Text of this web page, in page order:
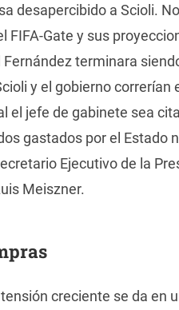
desapercibido a Scioli.
FIFA-Gate y sus
terminara
y el gobierno
el jefe de gabinete sea
gastados por el Estado
Ejecutivo de la
Meiszner.
creciente se da en